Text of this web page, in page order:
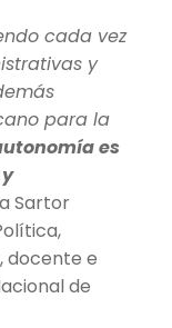
cada vez
y
para la
es
Sartor
docente e
de